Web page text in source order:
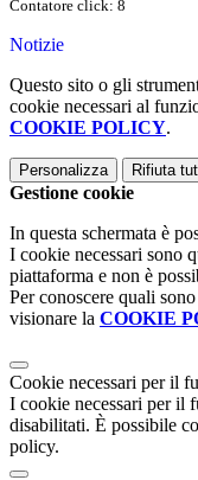
Contatore click: 8
Notizie
Questo sito o gli
cookie necessari al
COOKIE POLICY.
Personalizza Rifiuta
Gestione cookie
In questa schermata è
I cookie necessari sono
piattaforma e non è
Per conoscere quali
visionare la COOKIE
Cookie necessari per il
I cookie necessari per il
disabilitati. È possibile
policy.